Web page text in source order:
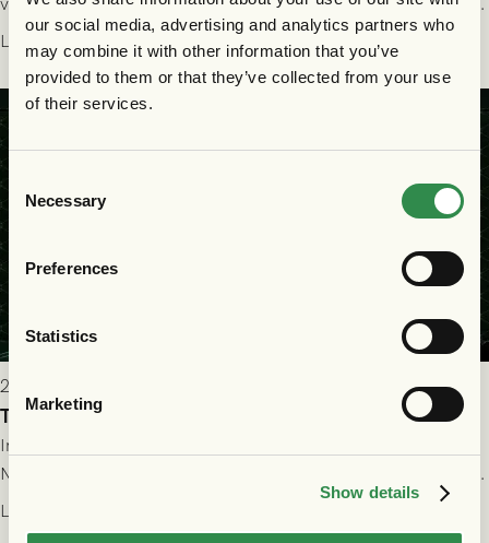
our social media, advertising and analytics partners who
may combine it with other information that you’ve
provided to them or that they’ve collected from your use
of their services.
Selection
Necessary
Preferences
Statistics
Marketing
Show details
halvtidsvilan sjönk tempot när Nordsjälland tilläts ha mer av
bollen, men GAIS försvarade sig disciplinerat och säkrade en
seger! Matchfoto: Mikael Josefsson & Lasse Ekström
Läs mer
2026-07-22 19:00
Truppen till GAIS - FC Nordsjælland 23/7
Imorgon torsdag spelar GAIS herrar hemma mot FC
Nordsjælland på Gamla Ullevi med avspark kl 19.00! Fredrik
Holmberg och ledarstaben har tagit ut följande trupp till
matchen:
Läs mer